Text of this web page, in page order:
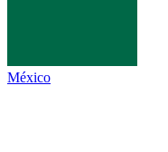
México